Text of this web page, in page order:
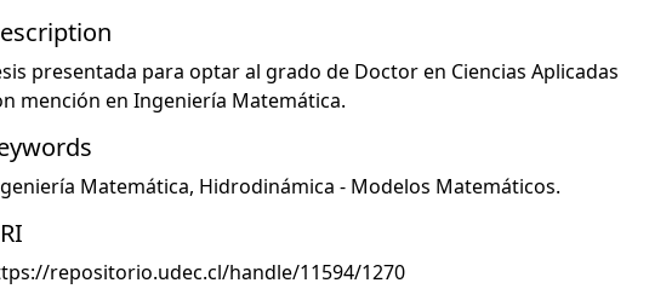
presentada para optar al grado de Doctor en Ciencias Aplicadas
mención en Ingeniería Matemática.
Matemática, Hidrodinámica - Modelos Matemáticos.
repositorio.udec.cl/handle/11594/1270